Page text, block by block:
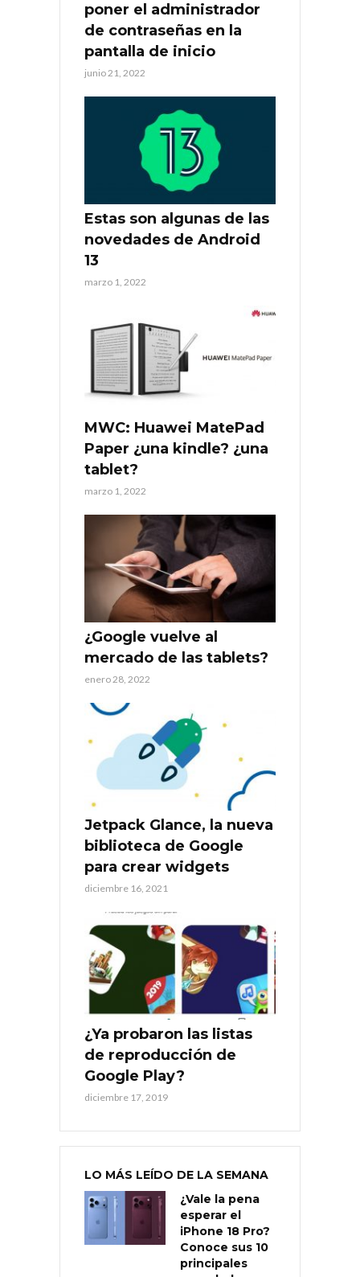
poner el administrador
de contraseñas en la
pantalla de inicio
junio 21, 2022
Estas son algunas de las
novedades de Android
13
marzo 1, 2022
MWC: Huawei MatePad
Paper ¿una kindle? ¿una
tablet?
marzo 1, 2022
¿Google vuelve al
mercado de las tablets?
enero 28, 2022
Jetpack Glance, la nueva
biblioteca de Google
para crear widgets
diciembre 16, 2021
¿Ya probaron las listas
de reproducción de
Google Play?
diciembre 17, 2019
LO MÁS LEÍDO DE LA SEMANA
¿Vale la pena
esperar el
iPhone 18 Pro?
Conoce sus 10
principales